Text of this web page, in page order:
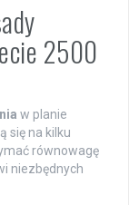
2500
w planie
się na kilku
równowagę
niezbędnych